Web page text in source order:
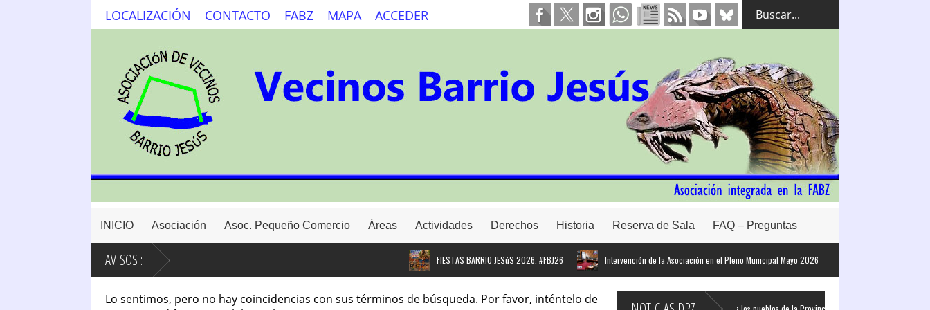
LOCALIZACIÓN CONTACTO FABZ MAPA ACCEDER
INICIO Asociación Asoc. Pequeño Comercio Áreas Actividades Derechos Historia Reserva de Sala FAQ – Preguntas
AVISOS : FIESTAS BARRIO JESúS 2026. #FBJ26 Intervención de la Asociación en el Pleno Municipal Mayo 2026
Lo sentimos, pero no hay coincidencias con sus términos de búsqueda. Por favor, inténtelo de